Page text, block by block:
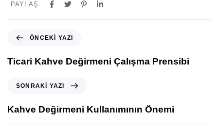
PAYLAŞ
ÖNCEKI YAZI
Ticari Kahve Değirmeni Çalışma Prensibi
SONRAKI YAZI
Kahve Değirmeni Kullanımının Önemi